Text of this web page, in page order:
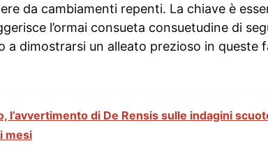
da cambiamenti repenti. La chiave è
l’ormai consueta consuetudine di
a dimostrarsi un alleato prezioso in queste
l’avvertimento di De Rensis sulle indagini
mesi